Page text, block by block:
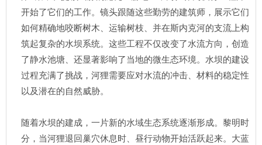
开始了它们的工作。镜头跟随这些勤劳的建筑师，展示它们
如何精确地咬断树木、运输树枝、并在斯内克河的支流上构
筑起复杂的水坝系统。这些工程不仅改变了水流方向，创造
了静水池塘、还显著影响了当地的微生态环境。水坝的建设
过程充满了挑战，河狸需要应对水流的冲击、材料的稳定性
以及潜在的自然威胁。
随着水坝的建成，一片新的水域生态系统逐渐形成。黎明时
分，当河狸退回巢穴休息时、昼行动物开始活跃起来。大蓝